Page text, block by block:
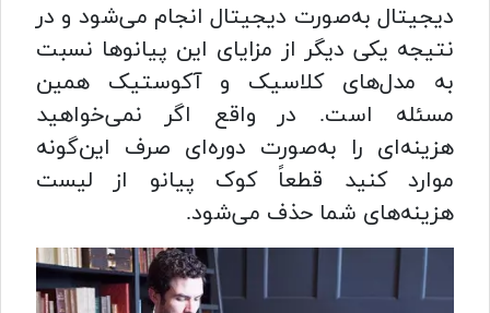
دیجیتال به‌صورت دیجیتال انجام می‌شود و در
نتیجه یکی دیگر از مزایای این پیانوها نسبت
به مدل‌های کلاسیک و آکوستیک همین
مسئله است. در واقع اگر نمی‌خواهید
هزینه‌ای را به‌صورت دوره‌ای صرف این‌گونه
موارد کنید قطعاً کوک پیانو از لیست
هزینه‌های شما حذف می‌شود.